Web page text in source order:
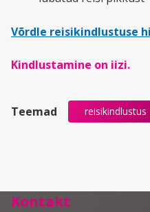
Võrdle reisikindlustuse
Kindlustamine on iizi.
Teemad reisikindlustus
Kontakt